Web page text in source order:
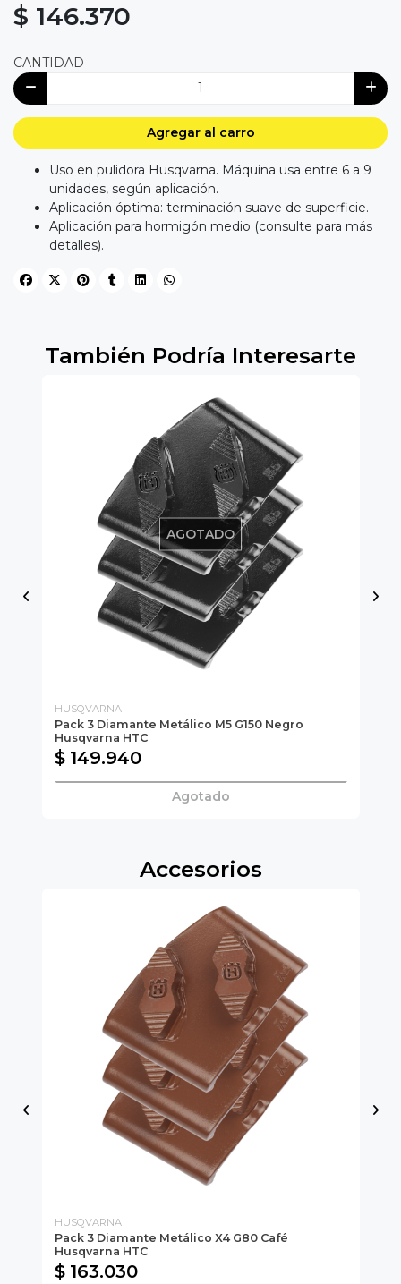
$ 146.370
CANTIDAD
Agregar al carro
Uso en pulidora Husqvarna. Máquina usa entre 6 a 9
unidades, según aplicación.
Aplicación óptima: terminación suave de superficie.
Aplicación para hormigón medio (consulte para más
detalles).
También Podría Interesarte
AGOTADO
HUSQVARNA
Pack 3 Diamante Metálico M5 G150 Negro
Husqvarna HTC
$ 149.940
Agotado
Accesorios
HUSQVARNA
Pack 3 Diamante Metálico X4 G80 Café
Husqvarna HTC
$ 163.030